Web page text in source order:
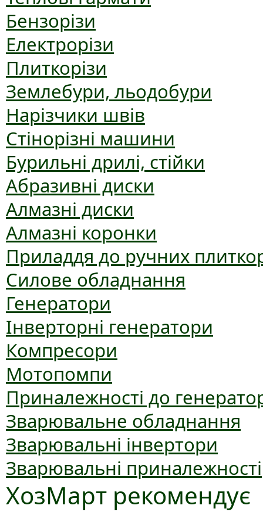
Бензорізи
Електрорізи
Плиткорізи
Землебури, льодобури
Нарізчики швів
Стінорізні машини
Бурильні дрилі, стійки
Абразивні диски
Алмазні диски
Алмазні коронки
Приладдя до ручних
Силове обладнання
Генератори
Інверторні генератори
Компресори
Мотопомпи
Приналежності до
Зварювальне обладнання
Зварювальні інвертори
Зварювальні приналежності
ХозМарт рекомендує